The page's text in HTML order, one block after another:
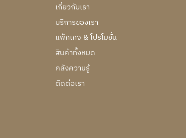
เกี่ยวกับเรา
บริการของเรา
แพ็กเกจ & โปรโมชั่น
สินค้าทั้งหมด
คลังความรู้
ติดต่อเรา